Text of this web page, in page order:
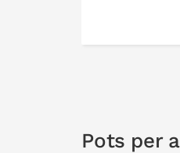
Pots per